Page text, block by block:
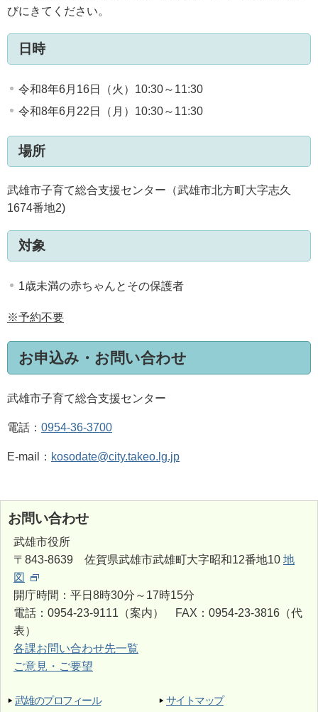
びにきてください。
日時
令和8年6月16日（火）10:30～11:30
令和8年6月22日（月）10:30～11:30
場所
武雄市子育て総合支援センター（武雄市北方町大字志久
1674番地2)
対象
1歳未満の赤ちゃんとその保護者
※予約不要
お申込み・お問い合わせ
武雄市子育て総合支援センター
電話： 0954-36-3700
E-mail： kosodate@city.takeo.lg.jp
お問い合わせ
武雄市役所
〒843-8639 佐賀県武雄市武雄町大字昭和12番地10 地
図
開庁時間：平日8時30分～17時15分
電話：0954-23-9111（案内） FAX：0954-23-3816（代
表）
各課お問い合わせ先一覧
ご意見・ご要望
武雄のプロフィール サイトマップ